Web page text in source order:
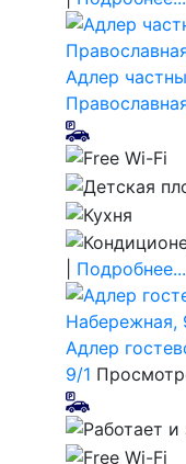
Адлер
Подробнее...
Адлер
9/1